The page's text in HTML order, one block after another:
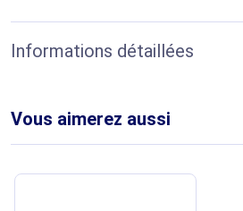
Informations détaillées
Vous aimerez aussi